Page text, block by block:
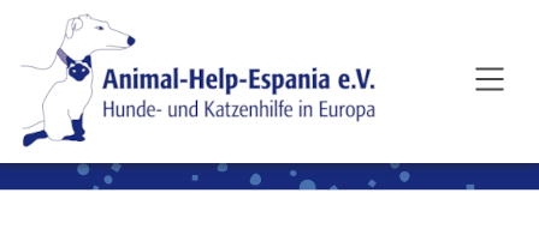
SKIP TO MAIN CONTENT